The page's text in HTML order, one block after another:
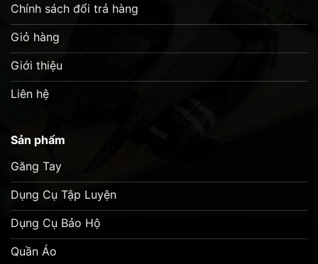
Chính sách đổi trả hàng
Giỏ hàng
Giới thiệu
Liên hệ
Sản phẩm
Găng Tay
Dụng Cụ Tập Luyện
Dụng Cụ Bảo Hộ
Quần Áo